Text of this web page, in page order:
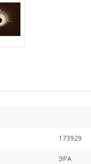
173929
ЭРА